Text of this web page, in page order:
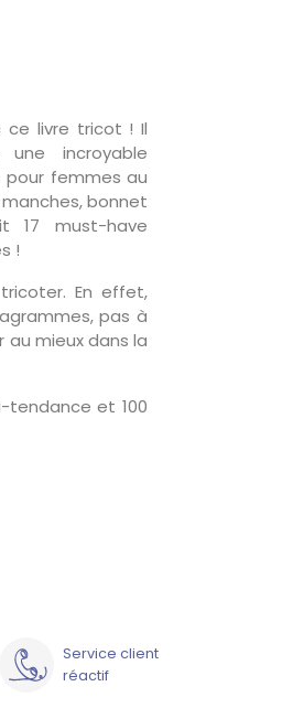
ce livre tricot ! Il
incroyable
pour femmes au
bonnet
17 must-have
!
En effet,
pas à
mieux dans la
et 100
Service client
réactif